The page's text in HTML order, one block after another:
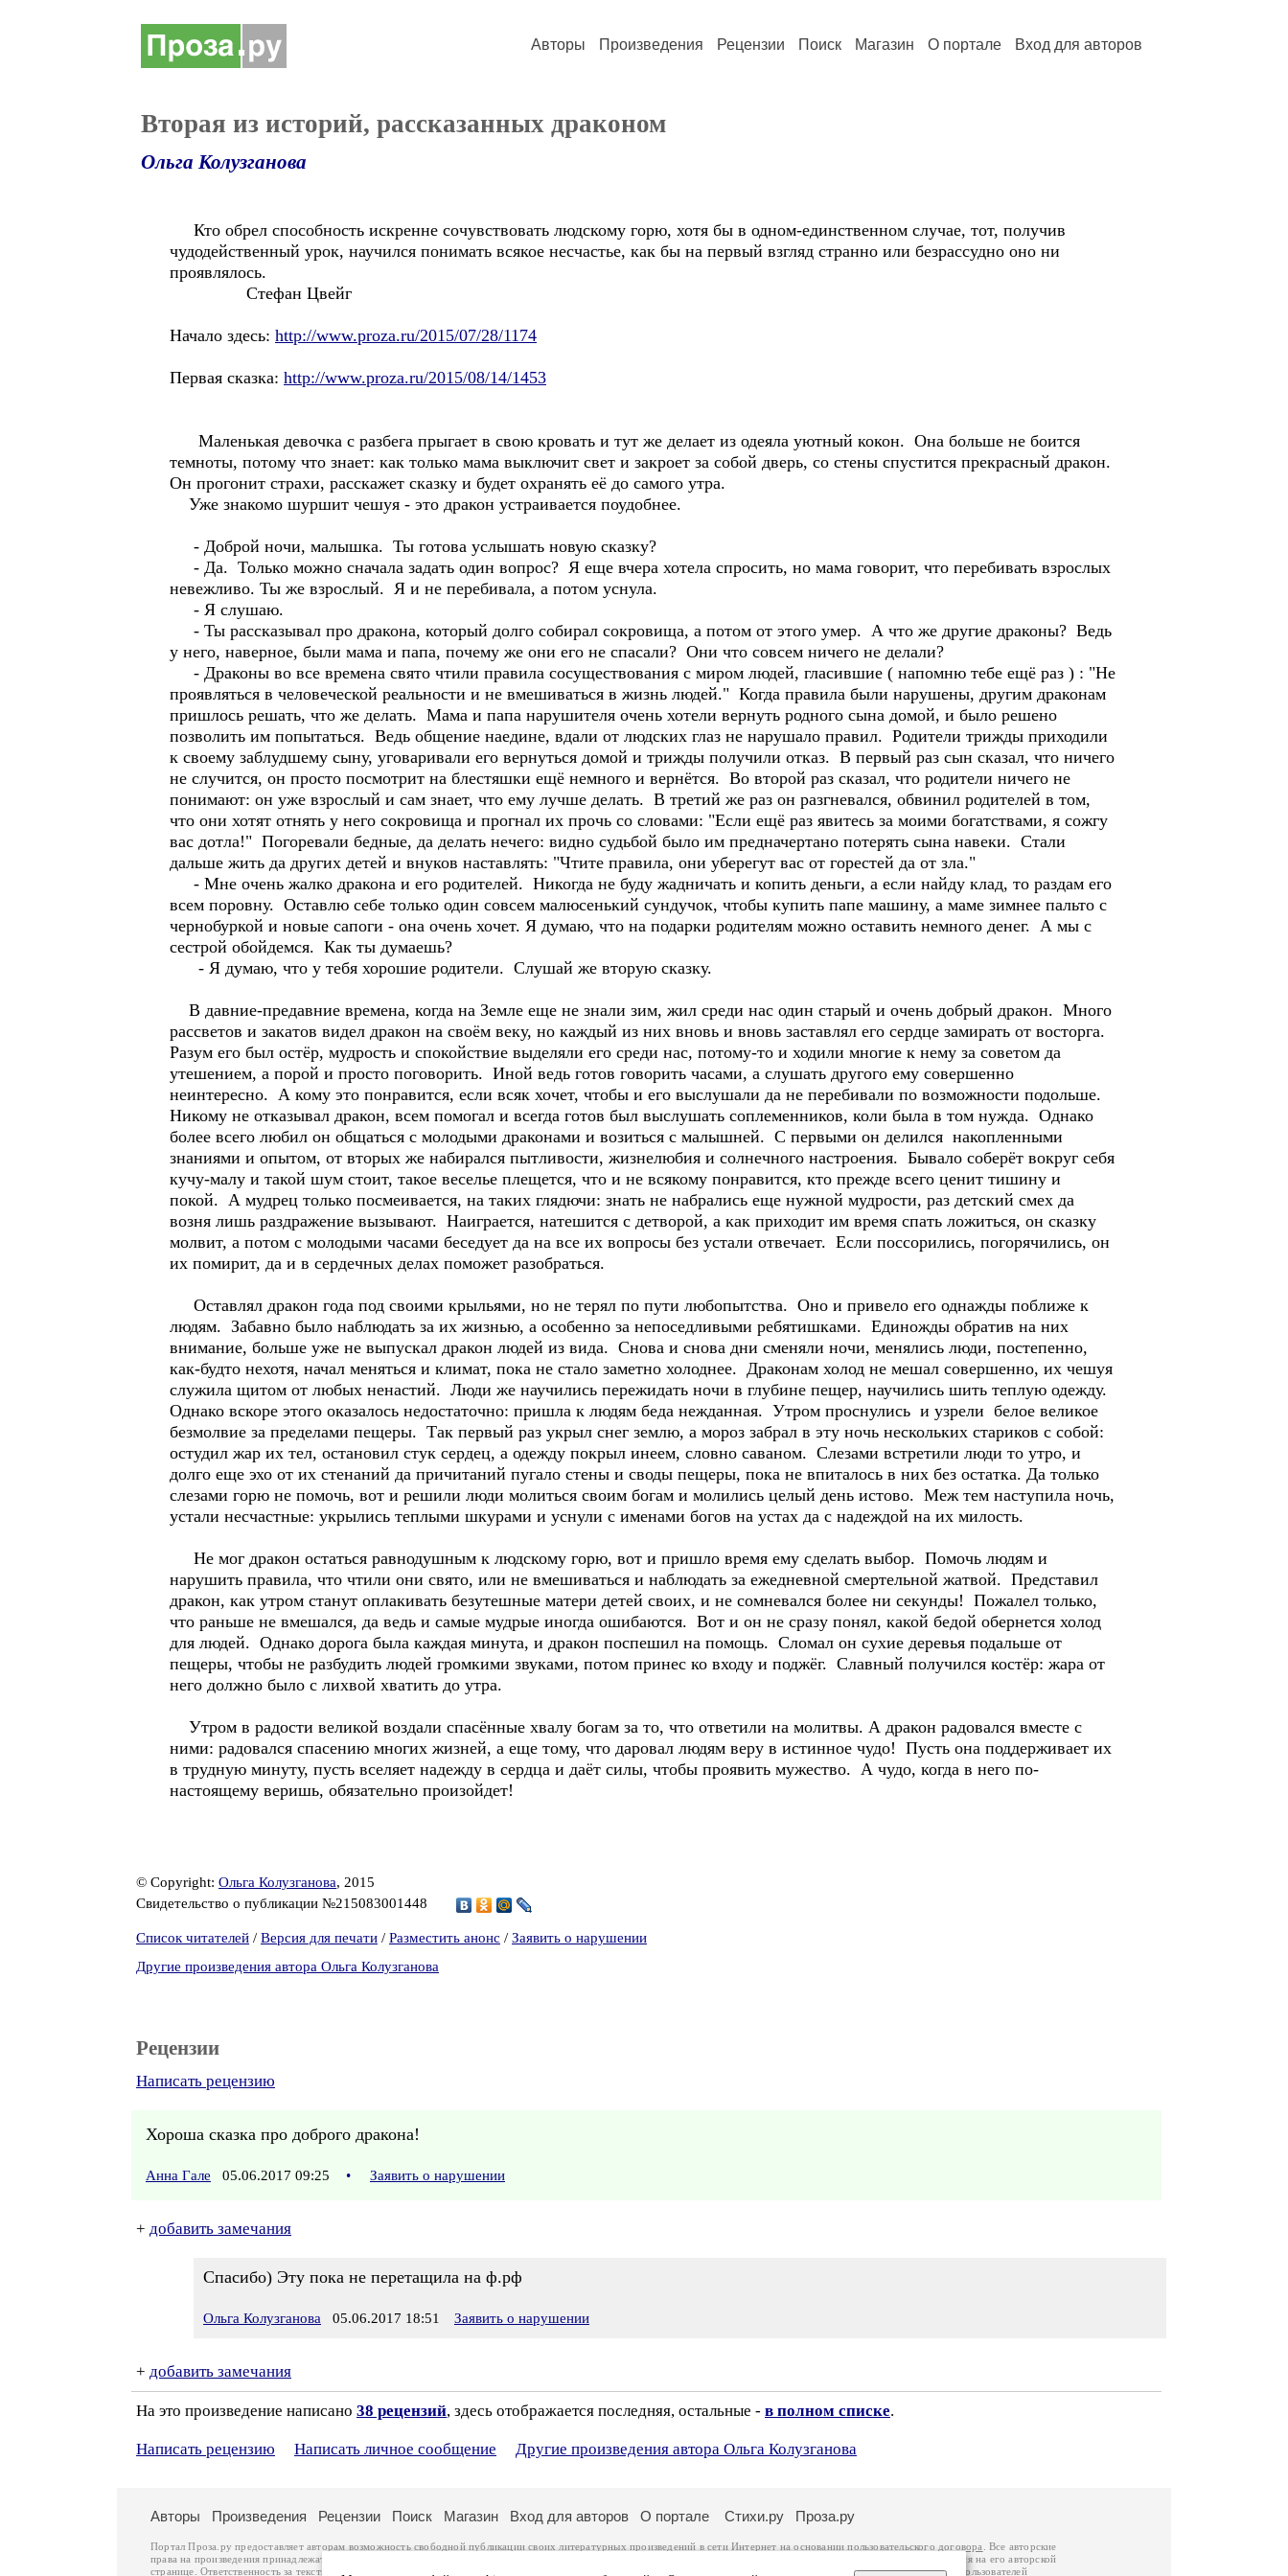
Авторы Произведения Рецензии Поиск Магазин О портале Вход для авторов
Вторая из историй, рассказанных драконом
Ольга Колузганова
Кто обрел способность искренне сочувствовать людскому горю, хотя бы в одном-единственном случае, тот, получив
чудодейственный урок, научился понимать всякое несчастье, как бы на первый взгляд странно или безрассудно оно ни
проявлялось.
Стефан Цвейг
Начало здесь: http://www.proza.ru/2015/07/28/1174
Первая сказка: http://www.proza.ru/2015/08/14/1453
Маленькая девочка с разбега прыгает в свою кровать и тут же делает из одеяла уютный кокон. Она больше не боится
темноты, потому что знает: как только мама выключит свет и закроет за собой дверь, со стены спустится прекрасный дракон.
Он прогонит страхи, расскажет сказку и будет охранять её до самого утра.
Уже знакомо шуршит чешуя - это дракон устраивается поудобнее.
- Доброй ночи, малышка. Ты готова услышать новую сказку?
- Да. Только можно сначала задать один вопрос? Я еще вчера хотела спросить, но мама говорит, что перебивать взрослых
невежливо. Ты же взрослый. Я и не перебивала, а потом уснула.
- Я слушаю.
- Ты рассказывал про дракона, который долго собирал сокровища, а потом от этого умер. А что же другие драконы? Ведь
у него, наверное, были мама и папа, почему же они его не спасали? Они что совсем ничего не делали?
- Драконы во все времена свято чтили правила сосуществования с миром людей, гласившие ( напомню тебе ещё раз ) : "Не
проявляться в человеческой реальности и не вмешиваться в жизнь людей." Когда правила были нарушены, другим драконам
пришлось решать, что же делать. Мама и папа нарушителя очень хотели вернуть родного сына домой, и было решено
позволить им попытаться. Ведь общение наедине, вдали от людских глаз не нарушало правил. Родители трижды приходили
к своему заблудшему сыну, уговаривали его вернуться домой и трижды получили отказ. В первый раз сын сказал, что ничего
не случится, он просто посмотрит на блестяшки ещё немного и вернётся. Во второй раз сказал, что родители ничего не
понимают: он уже взрослый и сам знает, что ему лучше делать. В третий же раз он разгневался, обвинил родителей в том,
что они хотят отнять у него сокровища и прогнал их прочь со словами: "Если ещё раз явитесь за моими богатствами, я сожгу
вас дотла!" Погоревали бедные, да делать нечего: видно судьбой было им предначертано потерять сына навеки. Стали
дальше жить да других детей и внуков наставлять: "Чтите правила, они уберегут вас от горестей да от зла."
- Мне очень жалко дракона и его родителей. Никогда не буду жадничать и копить деньги, а если найду клад, то раздам его
всем поровну. Оставлю себе только один совсем малюсенький сундучок, чтобы купить папе машину, а маме зимнее пальто с
чернобуркой и новые сапоги - она очень хочет. Я думаю, что на подарки родителям можно оставить немного денег. А мы с
сестрой обойдемся. Как ты думаешь?
- Я думаю, что у тебя хорошие родители. Слушай же вторую сказку.
В давние-предавние времена, когда на Земле еще не знали зим, жил среди нас один старый и очень добрый дракон. Много
рассветов и закатов видел дракон на своём веку, но каждый из них вновь и вновь заставлял его сердце замирать от восторга.
Разум его был остёр, мудрость и спокойствие выделяли его среди нас, потому-то и ходили многие к нему за советом да
утешением, а порой и просто поговорить. Иной ведь готов говорить часами, а слушать другого ему совершенно
неинтересно. А кому это понравится, если всяк хочет, чтобы и его выслушали да не перебивали по возможности подольше.
Никому не отказывал дракон, всем помогал и всегда готов был выслушать соплеменников, коли была в том нужда. Однако
более всего любил он общаться с молодыми драконами и возиться с малышней. С первыми он делился накопленными
знаниями и опытом, от вторых же набирался пытливости, жизнелюбия и солнечного настроения. Бывало соберёт вокруг себя
кучу-малу и такой шум стоит, такое веселье плещется, что и не всякому понравится, кто прежде всего ценит тишину и
покой. А мудрец только посмеивается, на таких глядючи: знать не набрались еще нужной мудрости, раз детский смех да
возня лишь раздражение вызывают. Наиграется, натешится с детворой, а как приходит им время спать ложиться, он сказку
молвит, а потом с молодыми часами беседует да на все их вопросы без устали отвечает. Если поссорились, погорячились, он
их помирит, да и в сердечных делах поможет разобраться.
Оставлял дракон года под своими крыльями, но не терял по пути любопытства. Оно и привело его однажды поближе к
людям. Забавно было наблюдать за их жизнью, а особенно за непоседливыми ребятишками. Единожды обратив на них
внимание, больше уже не выпускал дракон людей из вида. Снова и снова дни сменяли ночи, менялись люди, постепенно,
как-будто нехотя, начал меняться и климат, пока не стало заметно холоднее. Драконам холод не мешал совершенно, их чешуя
служила щитом от любых ненастий. Люди же научились пережидать ночи в глубине пещер, научились шить теплую одежду.
Однако вскоре этого оказалось недостаточно: пришла к людям беда нежданная. Утром проснулись и узрели белое великое
безмолвие за пределами пещеры. Так первый раз укрыл снег землю, а мороз забрал в эту ночь нескольких стариков с собой:
остудил жар их тел, остановил стук сердец, а одежду покрыл инеем, словно саваном. Слезами встретили люди то утро, и
долго еще эхо от их стенаний да причитаний пугало стены и своды пещеры, пока не впиталось в них без остатка. Да только
слезами горю не помочь, вот и решили люди молиться своим богам и молились целый день истово. Меж тем наступила ночь,
устали несчастные: укрылись теплыми шкурами и уснули с именами богов на устах да с надеждой на их милость.
Не мог дракон остаться равнодушным к людскому горю, вот и пришло время ему сделать выбор. Помочь людям и
нарушить правила, что чтили они свято, или не вмешиваться и наблюдать за ежедневной смертельной жатвой. Представил
дракон, как утром станут оплакивать безутешные матери детей своих, и не сомневался более ни секунды! Пожалел только,
что раньше не вмешался, да ведь и самые мудрые иногда ошибаются. Вот и он не сразу понял, какой бедой обернется холод
для людей. Однако дорога была каждая минута, и дракон поспешил на помощь. Сломал он сухие деревья подальше от
пещеры, чтобы не разбудить людей громкими звуками, потом принес ко входу и поджёг. Славный получился костёр: жара от
него должно было с лихвой хватить до утра.
Утром в радости великой воздали спасённые хвалу богам за то, что ответили на молитвы. А дракон радовался вместе с
ними: радовался спасению многих жизней, а еще тому, что даровал людям веру в истинное чудо! Пусть она поддерживает их
в трудную минуту, пусть вселяет надежду в сердца и даёт силы, чтобы проявить мужество. А чудо, когда в него по-
настоящему веришь, обязательно произойдет!
© Copyright: Ольга Колузганова, 2015
Свидетельство о публикации №215083001448
Список читателей / Версия для печати / Разместить анонс / Заявить о нарушении
Другие произведения автора Ольга Колузганова
Рецензии
Написать рецензию
Хороша сказка про доброго дракона!
Анна Гале 05.06.2017 09:25 • Заявить о нарушении
+ добавить замечания
Спасибо) Эту пока не перетащила на ф.рф
Ольга Колузганова 05.06.2017 18:51 Заявить о нарушении
+ добавить замечания
На это произведение написано 38 рецензий, здесь отображается последняя, остальные - в полном списке.
Написать рецензию Написать личное сообщение Другие произведения автора Ольга Колузганова
Авторы Произведения Рецензии Поиск Магазин Вход для авторов О портале Стихи.ру Проза.ру
Портал Проза.ру предоставляет авторам возможность свободной публикации своих литературных произведений в сети Интернет на основаниипользовательского договора
. Все авторские
права на произведения принадлежат авторам и охраняются
. Перепечатка произведений возможна только с согласия его автора, к которому вы можете обратиться на его авторской
странице. Ответственность за тексты произведений авторы несут самостоятельно на основании
законодательства Российской Федерации. Данные пользователей